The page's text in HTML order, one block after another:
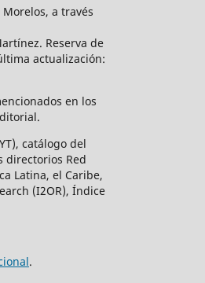
a través
Reserva de
actualización:
en los
catálogo del
directorios Red
Latina, el Caribe,
(I2OR), Índice
.